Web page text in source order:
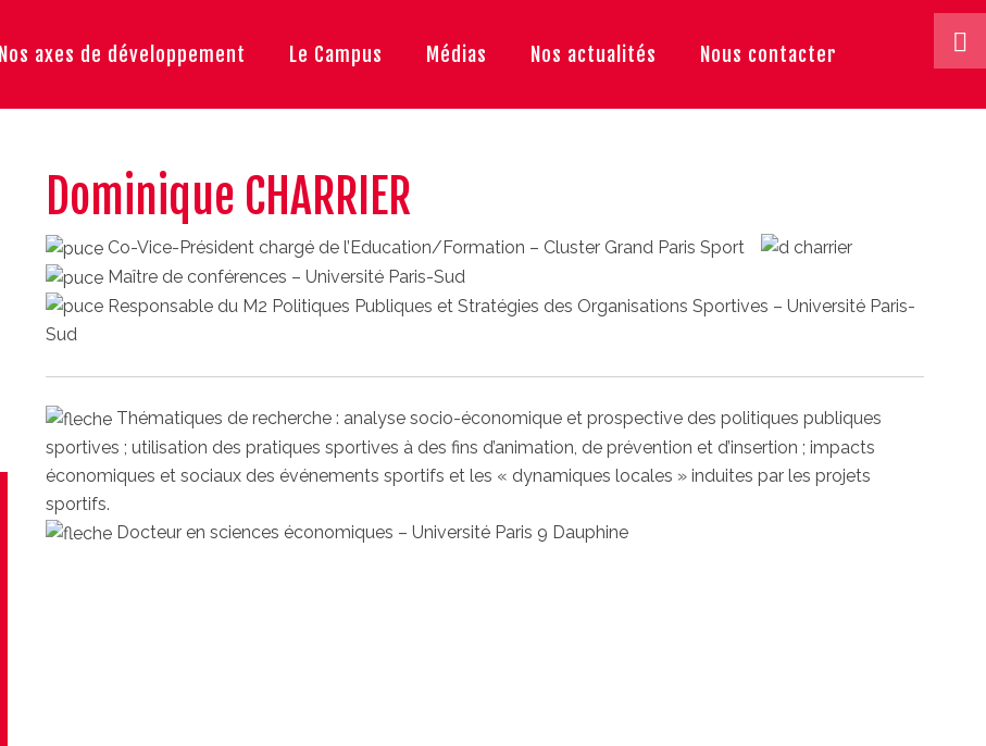
Nos axes de développement Le Campus Médias Nos actualités Nous contacter
Dominique CHARRIER
Co-Vice-Président chargé de l’Education/Formation – Cluster Grand Paris Sport
Maître de conférences – Université Paris-Sud
Responsable du M2 Politiques Publiques et Stratégies des Organisations Sportives – Université Paris-
Sud
Thématiques de recherche : analyse socio-économique et prospective des politiques publiques
sportives ; utilisation des pratiques sportives à des fins d’animation, de prévention et d’insertion ; impacts
économiques et sociaux des événements sportifs et les « dynamiques locales » induites par les projets
sportifs.
Docteur en sciences économiques – Université Paris 9 Dauphine